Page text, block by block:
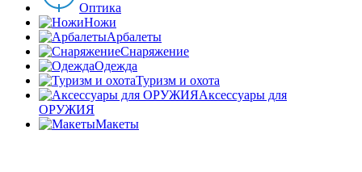
Оптика
Ножи
Арбалеты
Снаряжение
Одежда
Туризм и охота
Аксессуары для
ОРУЖИЯ
Макеты